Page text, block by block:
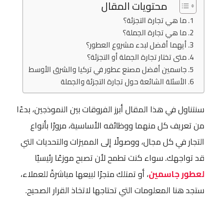
محتويات المقال
ما هي تجارة التجزئة؟
ما هي تجارة الجملة؟
أيهما أفضل لبدء مشروع العطور؟
متى تختار تجارة الجملة أو التجزئة؟
جاسمين أفضل مصنع عطور في تركيا والشرق الأوسط
الأسئلة الشائعة حول تجارة التجزئة والجملة
سنتناول في هذا المقال أبرز الفروقات بين النموذجين، بدءًا
من تعريف كل منهما ووظائفه الأساسية، مرورًا بأنواع
التجار في كل مجال، ووصولًا إلى المميزات والتحديات التي
قد تواجهك. سواء كنت تطمح لأن تصبح موزعًا رئيسيًا
لعطور جاسمين، أو تمتلك متجرًا لبيعها مباشرةً للعملاء،
ستجد هنا المعلومات التي تحتاجها لاتخاذ القرار الصحيح.